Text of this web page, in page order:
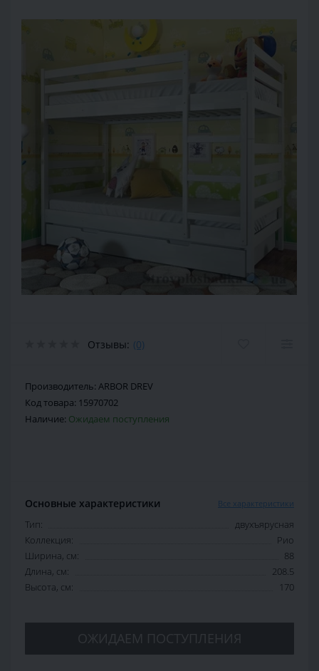
Отзывы: (0)
Производитель: ARBOR DREV
Код товара: 15970702
Наличие: Ожидаем поступления
Основные характеристики Все характеристики
Тип:
двухъярусная
Коллекция:
Рио
Ширина, см:
88
Длина, см:
208.5
Высота, см:
170
ОЖИДАЕМ ПОСТУПЛЕНИЯ